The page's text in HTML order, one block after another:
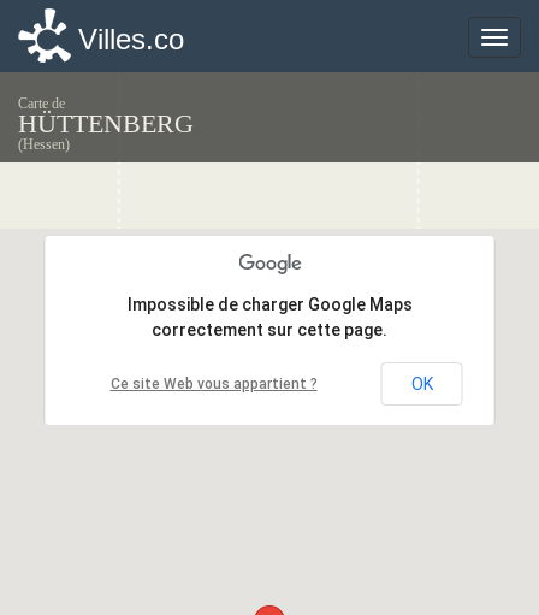
Toggle
Villes.co
Carte de
HÜTTENBERG
(Hessen)
Impossible de charger Google Maps
correctement sur cette page.
Ce site Web vous appartient ? OK
Impossible de charger Google Maps
correctement sur cette page.
Ce site Web vous appartient ? OK
Toggle
Villes.co